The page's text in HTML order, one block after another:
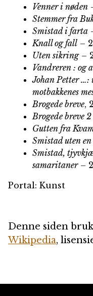
Venner i nøden
Stemmer fra
Smistad i farta
Knall og fall –
Uten sikring–
Vandreren : og
Johan Petter …:
motbakkenes
Brogede breve,
Brogede breve 2
Gutten fra
Smistad uten
Smistad,
samaritaner–
Portal: Kunst
Denne siden
Wikipedia,